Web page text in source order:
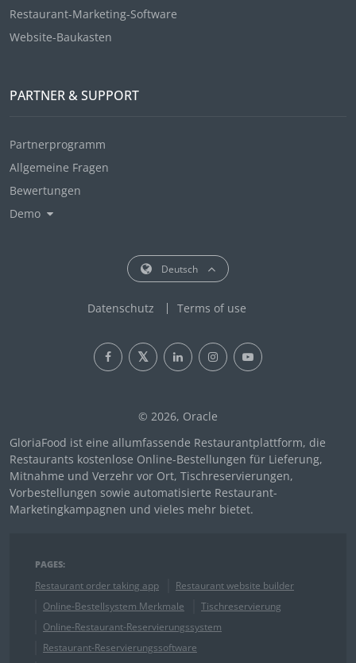
Restaurant-Marketing-Software
Website-Baukasten
PARTNER & SUPPORT
Partnerprogramm
Allgemeine Fragen
Bewertungen
Demo
Deutsch
Datenschutz Terms of use
© 2026, Oracle
GloriaFood ist eine allumfassende Restaurantplattform, die
Restaurants kostenlose Online-Bestellungen für Lieferung,
Mitnahme und Verzehr vor Ort, Tischreservierungen,
Vorbestellungen sowie automatisierte Restaurant-
Marketingkampagnen und vieles mehr bietet.
PAGES:
Restaurant order taking app
Restaurant website builder
Online-Bestellsystem Merkmale
Tischreservierung
Online-Restaurant-Reservierungssystem
Restaurant-Reservierungssoftware